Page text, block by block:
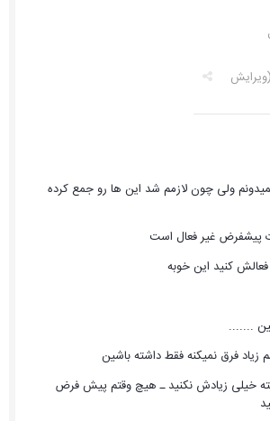
(ویرایش
ولی چون لازمم شد این ها رو جمع کرده
پيشفرض غير فعال است
کنید این خوبه
.......
زیاد فرق نمیکنه فقط داشته باشین
خیلی زیادش نکنید ـ هیچ وقتم پیش فرض